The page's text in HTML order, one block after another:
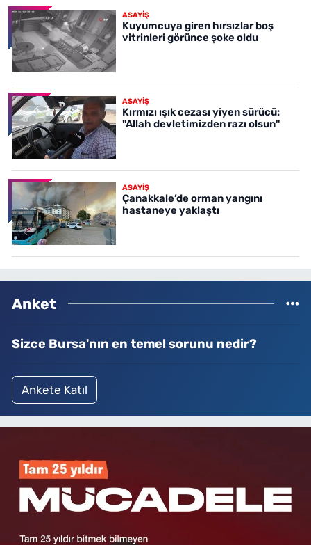
ASAYİŞ
Kuyumcuya giren hırsızlar boş
vitrinleri görünce şoke oldu
ASAYİŞ
Kırmızı ışık cezası yiyen sürücü:
"Allah devletimizden razı olsun"
ASAYİŞ
Çanakkale’de orman yangını
hastaneye yaklaştı
Anket
Sizce Bursa'nın en temel sorunu nedir?
Ankete Katıl